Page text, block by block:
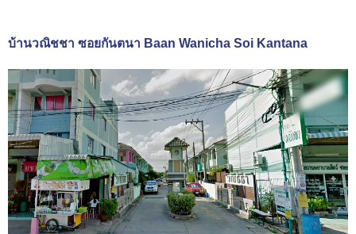
บ้านวณิชชา ซอยกันตนา Baan Wanicha Soi Kantana